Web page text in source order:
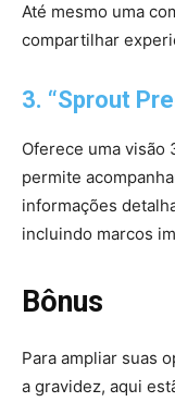
Até mesmo uma
compartilhar
3. “Sprout
Oferece uma visão
permite
informações
incluindo marcos
Bônus
Para ampliar suas
a gravidez, aqui